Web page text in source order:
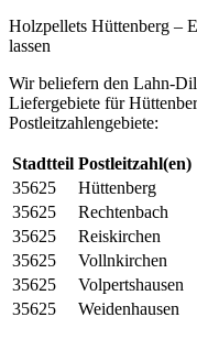
Holzpellets Hüttenberg –
lassen
Wir beliefern den Lahn-
Liefergebiete für
Postleitzahlengebiete:
Stadtteil Postleitzahl(en)
35625
Hüttenberg
35625
Rechtenbach
35625
Reiskirchen
35625
Vollnkirchen
35625
Volpertshausen
35625
Weidenhausen